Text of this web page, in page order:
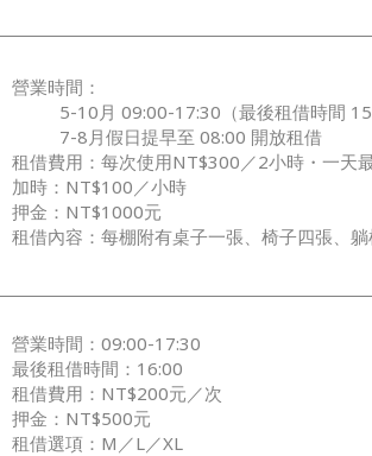
營業時間：
5-10月 09:00-17:30（最後租借時間
7-8月假日提早至 08:00 開放租借
租借費用：每次使用NT$300／2小時・一天
加時：NT$100／小時
押金：NT$1000元
租借內容：每棚附有桌子一張、椅子四張、
營業時間：09:00-17:30
最後租借時間：16:00
租借費用：NT$200元／次
押金：NT$500元
租借選項：M／L／XL